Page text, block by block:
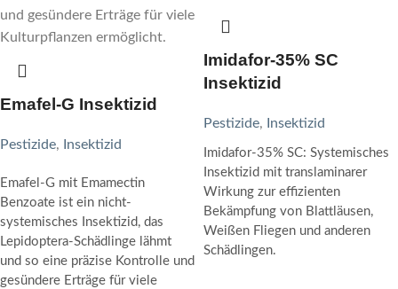
Emafel-G Insektizid
Pestizide, Insektizid
Emafel-G mit Emamectin
Benzoate ist ein nicht-
systemisches Insektizid, das
Lepidoptera-Schädlinge lähmt
und so eine präzise Kontrolle und
gesündere Erträge für viele
Imidafor-35% SC
Insektizid
Pestizide, Insektizid
Imidafor-35% SC: Systemisches
Insektizid mit translaminarer
Wirkung zur effizienten
Bekämpfung von Blattläusen,
Weißen Fliegen und anderen
Schädlingen.